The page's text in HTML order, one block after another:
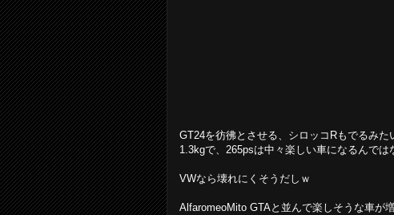
GT24を彷彿とさせる、シロッコRもでるみた
1.3kgで、265psは中々楽しい車になるんでは
VWなら壊れにくそうだしｗ
AlfaromeoMito GTAと並んで楽しそうな車が